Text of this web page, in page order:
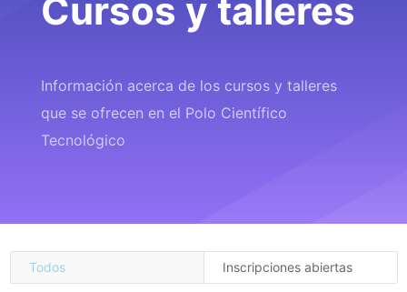
Cursos y talleres
Información acerca de los cursos y talleres
que se ofrecen en el Polo Científico
Tecnológico
Todos Inscripciones abiertas